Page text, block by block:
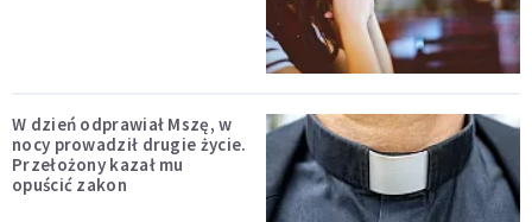
W dzień odprawiał Mszę, w
nocy prowadził drugie życie.
Przełożony kazał mu
opuścić zakon